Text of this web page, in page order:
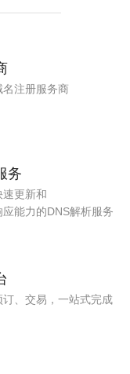
注册服务商
务
速更新和
能力的DNS解析服务
、交易，一站式完成